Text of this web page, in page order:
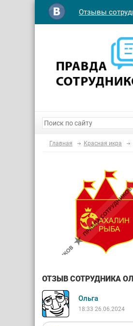
Отзывы
Главная Красная икра
ОТЗЫВ СОТРУДНИКА
Ольга
18:33 26.06.2024